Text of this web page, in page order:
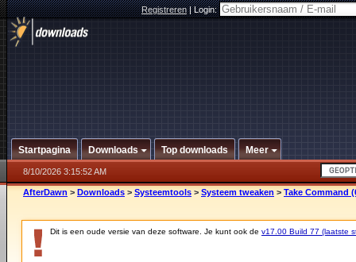
Registreren|Login:
Startpagina Downloads Top downloads Meer
8/10/2026 3:15:52 AM
AfterDawn > Downloads > Systeemtools > Systeem tweaken > Take Command
Dit is een oude versie van deze software. Je kunt ook de v17.00 Build 77 (laatste